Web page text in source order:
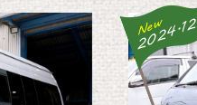
New